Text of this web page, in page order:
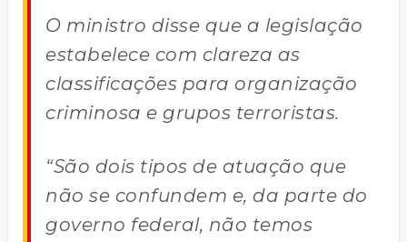
O ministro disse que a legislação
estabelece com clareza as
classificações para organização
criminosa e grupos terroristas.
“São dois tipos de atuação que
não se confundem e, da parte do
governo federal, não temos